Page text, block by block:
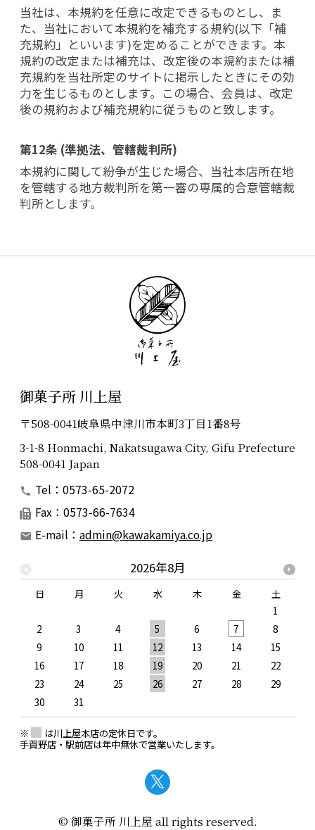
当社は、本規約を任意に改定できるものとし、ま
た、当社において本規約を補充する規約(以下「補
充規約」といいます)を定めることができます。本
規約の改定または補充は、改定後の本規約または補
充規約を当社所定のサイトに掲示したときにその効
力を生じるものとします。この場合、会員は、改定
後の規約および補充規約に従うものと致します。
第12条 (準拠法、管轄裁判所)
本規約に関して紛争が生じた場合、当社本店所在地
を管轄する地方裁判所を第一審の専属的合意管轄裁
判所とします。
御菓子所 川上屋
〒508-0041岐阜県中津川市本町3丁目1番8号
3-1-8 Honmachi, Nakatsugawa City, Gifu Prefecture
508-0041 Japan
Tel：0573-65-2072
Fax：0573-66-7634
E-mail： admin@kawakamiya.co.jp
2026年8月
日 月 火 水 木 金
土
1
2
3 4 5 6 7
8
9
10 11 12 13 14
15
16
17 18 19 20 21
22
23
24 25 26 27 28
29
30
31
※
は川上屋本店の定休日です。
手賀野店・駅前店は年中無休で営業いたします。
© 御菓子所 川上屋 all rights reserved.